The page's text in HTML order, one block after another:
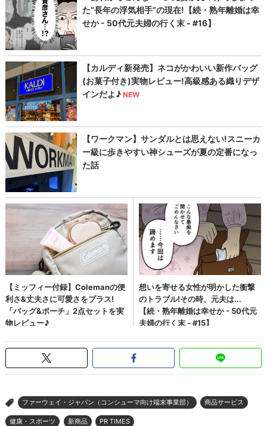
> ファーウェイ・ジャパン（コンシューマ向け端末事業部） 商品サービス
健康・スポーツ 新商品 PR TIMES